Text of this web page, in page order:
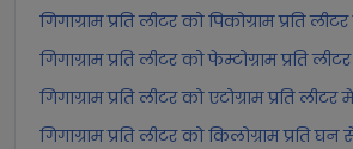
गिगाग्राम प्रति लीटर को पिकोग्राम प्रति
गिगाग्राम प्रति लीटर को फेम्टोग्राम प्रति
गिगाग्राम प्रति लीटर को एटोग्राम प्रति
गिगाग्राम प्रति लीटर को किलोग्राम प्रति